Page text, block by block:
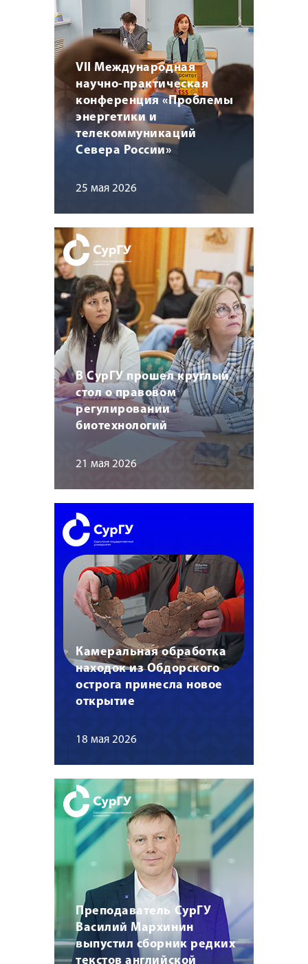
VII Международная
научно-практическая
конференция «Проблемы
энергетики и
телекоммуникаций
Севера России»
25 мая 2026
В СурГУ прошел круглый
стол о правовом
регулировании
биотехнологий
21 мая 2026
Камеральная обработка
находок из Обдорского
острога принесла новое
открытие
18 мая 2026
Преподаватель СурГУ
Василий Мархинин
выпустил сборник редких
текстов английской